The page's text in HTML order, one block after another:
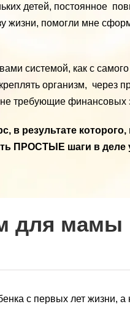
детей, постоянное
жизни, помогли мне
системой, как с
организм, через
требующие финансовых
в результате
ПРОСТЫЕ шаги в деле
для мамы
с первых лет жизни, а